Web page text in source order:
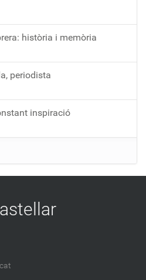
història i memòria
periodista
inspiració